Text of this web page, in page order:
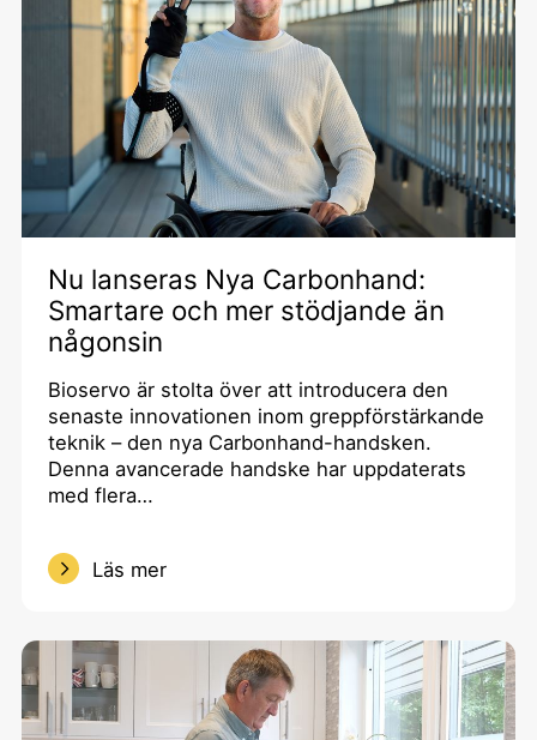
Nu lanseras Nya Carbonhand:
Smartare och mer stödjande än
någonsin
Bioservo är stolta över att introducera den
senaste innovationen inom greppförstärkande
teknik – den nya Carbonhand-handsken.
Denna avancerade handske har uppdaterats
med flera…
Läs mer